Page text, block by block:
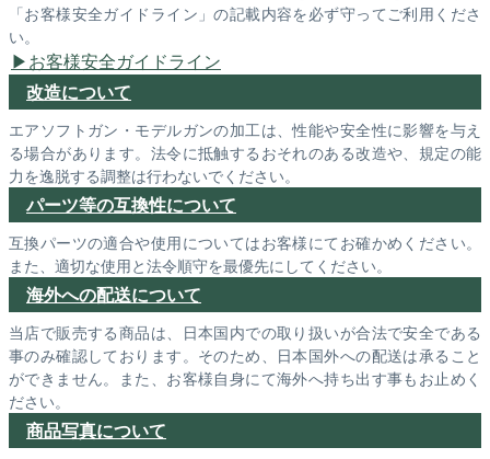
「お客様安全ガイドライン」の記載内容を必ず守ってご利用くださ
い。
お客様安全ガイドライン
改造について
エアソフトガン・モデルガンの加工は、性能や安全性に影響を与え
る場合があります。法令に抵触するおそれのある改造や、規定の能
力を逸脱する調整は行わないでください。
パーツ等の互換性について
互換パーツの適合や使用についてはお客様にてお確かめください。
また、適切な使用と法令順守を最優先にしてください。
海外への配送について
当店で販売する商品は、日本国内での取り扱いが合法で安全である
事のみ確認しております。そのため、日本国外への配送は承ること
ができません。また、お客様自身にて海外へ持ち出す事もお止めく
ださい。
商品写真について